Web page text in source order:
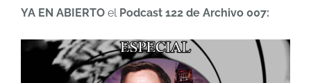
YA EN ABIERTO el Podcast 122 de Archivo 007: